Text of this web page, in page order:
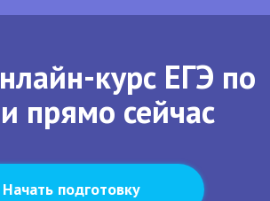
курс ЕГЭ по
прямо сейчас
Начать подготовку